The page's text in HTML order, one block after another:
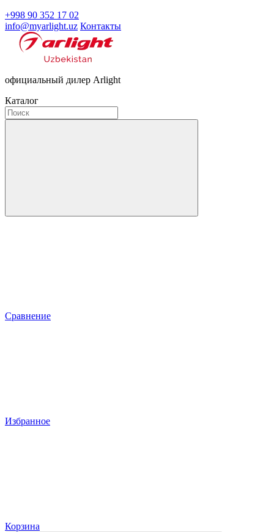
+998 90 352 17 02
info@myarlight.uz Контакты
официальный дилер Arlight
Каталог
Сравнение
Избранное
Корзина